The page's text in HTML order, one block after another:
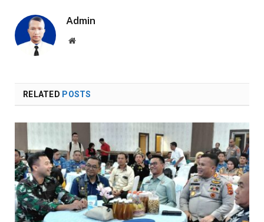
Admin
Website
RELATED POSTS